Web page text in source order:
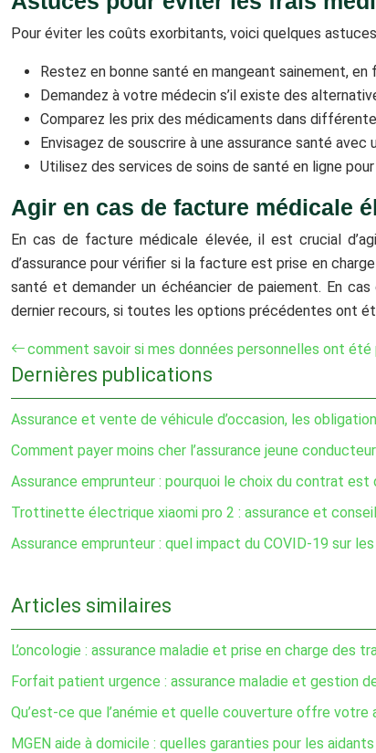
Pour éviter les coûts exorbitants, voici quelques astuces
Restez en bonne santé en mangeant sainement,
Demandez à votre médecin s’il existe des
Comparez les prix des médicaments dans
Envisagez de souscrire à une assurance santé
Utilisez des services de soins de santé en ligne
Agir en cas de facture médicale
En cas de facture médicale élevée, il est crucial
d’assurance pour vérifier si la facture est prise en
santé et demander un échéancier de paiement. En
dernier recours, si toutes les options précédentes ont
comment savoir si mes données personnelles ont
Dernières publications
Assurance et vente de véhicule d’occasion, les
Comment payer moins cher l’assurance jeune
Assurance emprunteur : pourquoi le choix du contrat
Trottinette électrique xiaomi pro 2 : assurance et
Assurance emprunteur : quel impact du COVID-19 sur
Articles similaires
L’oncologie : assurance maladie et prise en charge des
Forfait patient urgence : assurance maladie et gestion
Qu’est-ce que l’anémie et quelle couverture offre votre
MGEN aide à domicile : quelles garanties pour les